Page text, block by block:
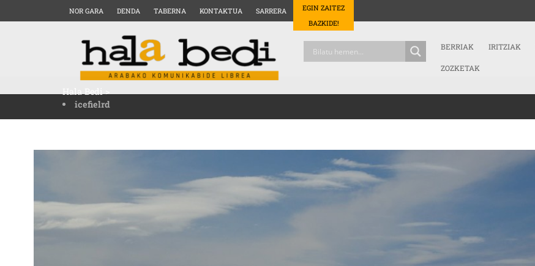
NOR GARA DENDA TABERNA KONTAKTUA SARRERA
EGIN ZAITEZ
BAZKIDE!
BERRIAK IRITZIAK
ZOZKETAK
Hala Bedi>
icefielrd